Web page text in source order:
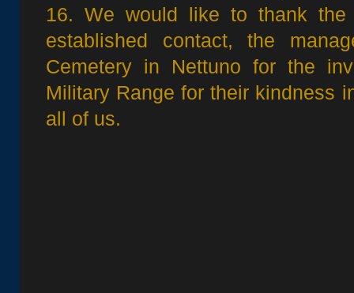
16. We would like to thank the
established contact, the
Cemetery in Nettuno for the
Military Range for their kindness
all of us.